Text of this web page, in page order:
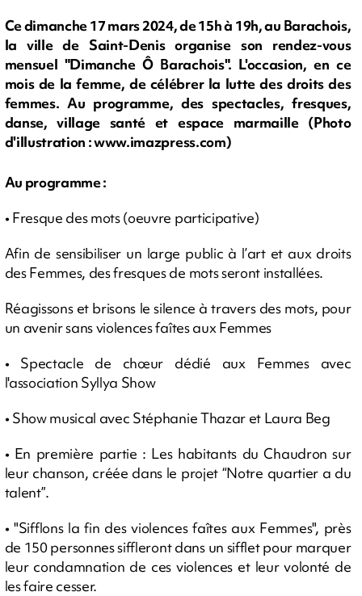
Ce dimanche 17 mars 2024, de 15h à 19h, au Barachois,
la ville de Saint-Denis organise son rendez-vous
mensuel "Dimanche Ô Barachois". L'occasion, en ce
mois de la femme, de célébrer la lutte des droits des
femmes. Au programme, des spectacles, fresques,
danse, village santé et espace marmaille (Photo
d'illustration : www.imazpress.com)
Au programme :
• Fresque des mots (oeuvre participative)
Afin de sensibiliser un large public à l’art et aux droits
des Femmes, des fresques de mots seront installées.
Réagissons et brisons le silence à travers des mots, pour
un avenir sans violences faîtes aux Femmes
• Spectacle de chœur dédié aux Femmes avec
l'association Syllya Show
• Show musical avec Stéphanie Thazar et Laura Beg
• En première partie : Les habitants du Chaudron sur
leur chanson, créée dans le projet “Notre quartier a du
talent”.
• "Sifflons la fin des violences faîtes aux Femmes", près
de 150 personnes siffleront dans un sifflet pour marquer
leur condamnation de ces violences et leur volonté de
les faire cesser.